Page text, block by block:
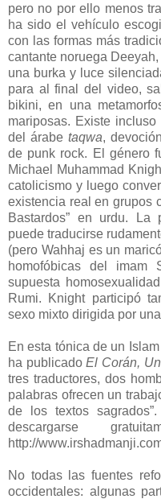
pero no por ello menos
ha sido el vehículo
con las formas más
cantante noruega
una burka y luce
para al final del video,
bikini, en una
mariposas. Existe
del árabe taqwa,
de punk rock. El género
Michael Muhammad
catolicismo y luego
existencia real en grupos
Bastardos” en urdu. La
puede traducirse
(pero Wahhaj es un
homofóbicas del
supuesta
Rumi. Knight participó
sexo mixto dirigida por
En esta tónica de un
ha publicadoEl Corán,
tres traductores, dos
palabras ofrecen un
de los textos
descargarse
http://
No todas las fuentes
occidentales: algunas